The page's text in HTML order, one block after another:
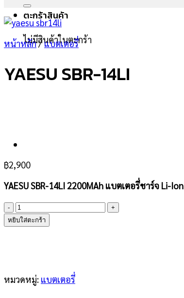
ตะกร้าสินค้า
ไม่มีสินค้าในตะกร้า
หน้าหลัก/แบตเตอรี่
YAESU SBR-14LI
฿2,900
YAESU SBR-14LI 2200MAh แบตเตอรี่ชาร์จ Li-Ion
จำนวน
YAESU
SBR-
หยิบใส่ตะกร้า
หมวดหมู่: แบตเตอรี่